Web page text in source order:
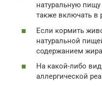
натуральную
также включать в
Если кормить
натуральной
содержанием
На какой-либо
аллергической